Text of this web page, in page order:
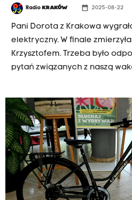
Radio KRAKÓW date_range 2025-08-22
Pani Dorota z Krakowa
elektryczny. W finale zmierzyła się z panem
Krzysztofem. Trzeba było
pytań związanych z naszą